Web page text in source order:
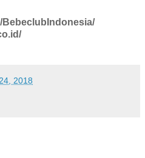
BebeclubIndonesia/
2018